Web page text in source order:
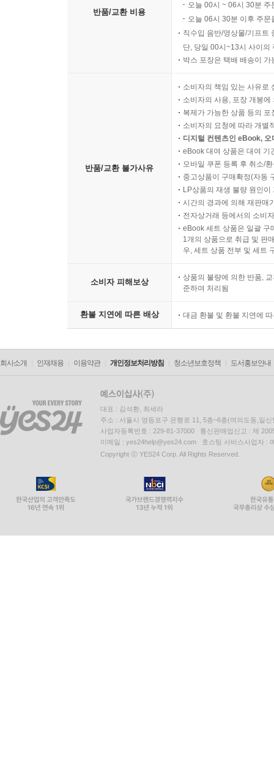
반품/교환 비용
오늘 00시 ~ 06시 30분
오늘 06시 30분 이후 주
직수입 음반/영상물/기프트
단, 당일 00시~13시 사이의
박스 포장은 택배 배송이
반품/교환 불가사유
소비자의 책임 있는 사유로
소비자의 사용, 포장 개봉
복제가 가능한 상품 등의
소비자의 요청에 따라 개별
디지털 컨텐츠인 eBook,
eBook 대여 상품은 대여 기
모바일 쿠폰 등록 후 취소/
중고상품이 구매확정(자동
LP상품의 재생 불량 원인
시간의 경과에 의해 재판매
전자상거래 등에서의 소비
eBook 세트 상품은 일괄 구
1개의 상품으로 취급 및 판
우, 세트 상품 전부 및 세트
소비자 피해보상
상품의 불량에 의한 반품,
준하여 처리됨
환불 지연에 따른 배상 대금 환불 및 환불 지연에
회사소개 인재채용 이용약관 개인정보처리방침 청소년보호정책 도서홍보안내
대표 : 김석환, 최세라
주소 : 서울시 영등포구 은행로 11, 5층~6층(여의도동,일신
사업자등록번호 : 229-81-37000 통신판매업신고 : 제
이메일 : yes24help@yes24.com 호스팅 서비스사업자 :
Copyright ⓒ YES24 Corp. All Rights Reserved.